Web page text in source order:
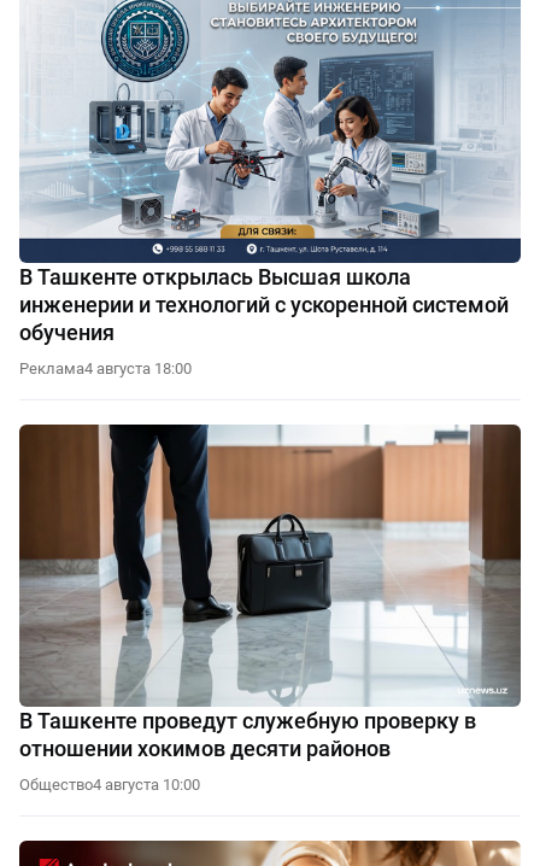
В Ташкенте открылась Высшая школа
инженерии и технологий с ускоренной системой
обучения
Реклама4 августа 18:00
В Ташкенте проведут служебную проверку в
отношении хокимов десяти районов
Общество4 августа 10:00